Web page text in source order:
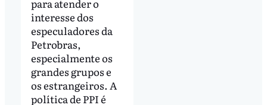
para atender o
interesse dos
especuladores da
Petrobras,
especialmente os
grandes grupos e
os estrangeiros. A
política de PPI é